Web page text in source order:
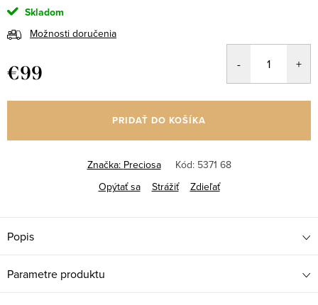
Skladom
Možnosti doručenia
€99
cena:
PRIDAŤ DO KOŠÍKA
Značka: Preciosa Kód: 5371 68
Opýtať sa
Strážiť Zdieľať
Popis
Parametre produktu